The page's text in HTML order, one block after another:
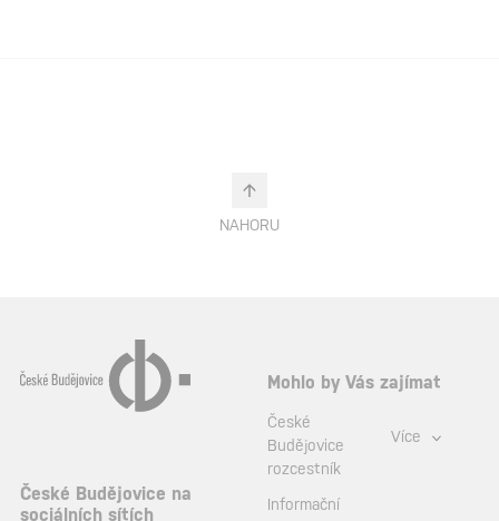
NAHORU
České Budějovice na
sociálních sítích
Mohlo by Vás zajímat
České
Budějovice
rozcestník
Informační
Více